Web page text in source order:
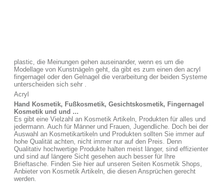
plastic, die Meinungen gehen auseinander, wenn es um die
Modellage von Kunstnägeln geht, da gibt es zum einen den acryl
fingernagel oder den Gelnagel die verarbeitung der beiden Systeme
unterscheiden sich sehr .
Acryl
Hand Kosmetik, Fußkosmetik, Gesichtskosmetik, Fingernagel
Kosmetik und und ...
Es gibt eine Vielzahl an Kosmetik Artikeln, Produkten für alles und
jedermann. Auch für Männer und Frauen, Jugendliche. Doch bei der
Auswahl an Kosmetikartikeln und Produkten sollten Sie immer auf
hohe Qualität achten, nicht immer nur auf den Preis. Denn
Qualitativ hochwertige Produkte halten meist länger, sind effizienter
und sind auf längere Sicht gesehen auch besser für Ihre
Brieftasche. Finden Sie hier auf unseren Seiten Kosmetik Shops,
Anbieter von Kosmetik Artikeln, die diesen Ansprüchen gerecht
werden.